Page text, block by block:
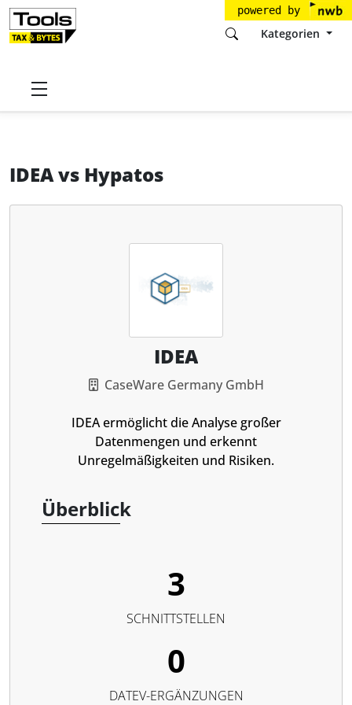
powered by
Kategorien
Startseite
IDEAvs Hypatos
IDEA
CaseWare Germany GmbH
IDEA ermöglicht die Analyse großer
Datenmengen und erkennt
Unregelmäßigkeiten und Risiken.
Überblick
3
SCHNITTSTELLEN
0
DATEV-ERGÄNZUNGEN